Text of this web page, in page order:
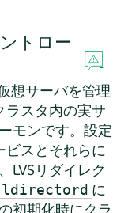
トロー
想サーバを管理
ラスタ内の実サ
モンです。設定
ビスとそれらに
LVSリダイレク
ldirectord に
初期化時にクラ